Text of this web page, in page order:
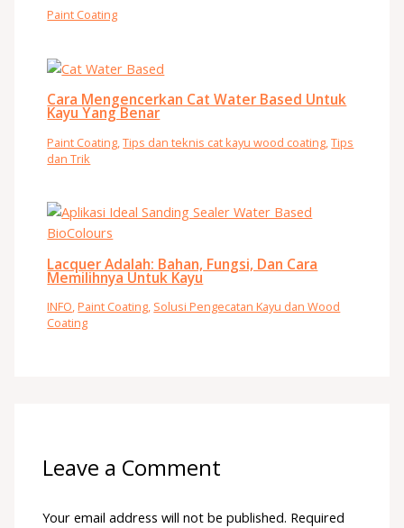
Paint Coating
Cara Mengencerkan Cat Water Based Untuk
Kayu Yang Benar
Paint Coating,Tips dan teknis cat kayu wood coating,Tips
dan Trik
Lacquer Adalah: Bahan, Fungsi, Dan Cara
Memilihnya Untuk Kayu
INFO,Paint Coating, Solusi Pengecatan Kayu dan Wood
Coating
Leave a Comment
Your email address will not be published. Required